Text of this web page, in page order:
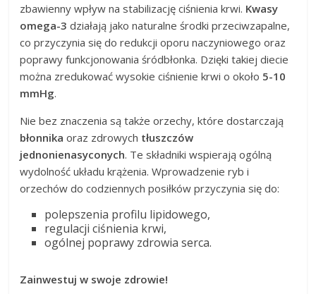
zbawienny wpływ na stabilizację ciśnienia krwi. Kwasy
omega-3 działają jako naturalne środki przeciwzapalne,
co przyczynia się do redukcji oporu naczyniowego oraz
poprawy funkcjonowania śródbłonka. Dzięki takiej diecie
można zredukować wysokie ciśnienie krwi o około 5-10
mmHg.
Nie bez znaczenia są także orzechy, które dostarczają
błonnika oraz zdrowych tłuszczów
jednonienasyconych. Te składniki wspierają ogólną
wydolność układu krążenia. Wprowadzenie ryb i
orzechów do codziennych posiłków przyczynia się do:
polepszenia profilu lipidowego,
regulacji ciśnienia krwi,
ogólnej poprawy zdrowia serca.
Zainwestuj w swoje zdrowie!